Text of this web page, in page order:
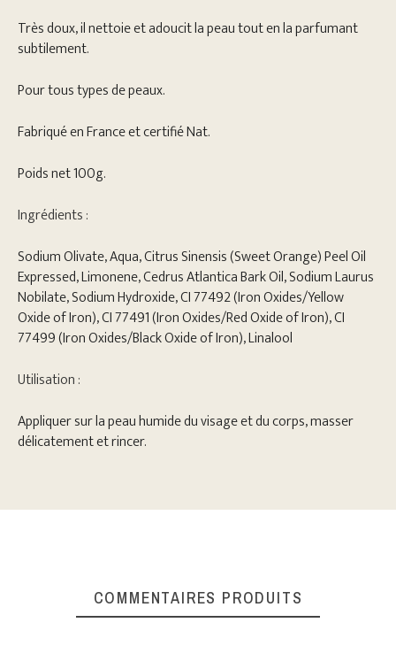
Très doux, il nettoie et adoucit la peau tout en la parfumant
subtilement.
Pour tous types de peaux.
Fabriqué en France et certifié Nat.
Poids net 100g.
Ingrédients :
Sodium Olivate, Aqua, Citrus Sinensis (Sweet Orange) Peel Oil
Expressed, Limonene, Cedrus Atlantica Bark Oil, Sodium Laurus
Nobilate, Sodium Hydroxide, CI 77492 (Iron Oxides/Yellow
Oxide of Iron), CI 77491 (Iron Oxides/Red Oxide of Iron), CI
77499 (Iron Oxides/Black Oxide of Iron), Linalool
Utilisation :
Appliquer sur la peau humide du visage et du corps, masser
délicatement et rincer.
COMMENTAIRES PRODUITS